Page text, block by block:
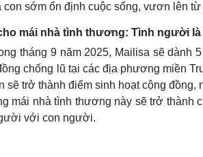
con sớm ổn định cuộc sống, vươn lên
mái nhà tình thương: Tình người
tháng 9 năm 2025, Mailisa sẽ dành
chống lũ tại các địa phương miền
sẽ trở thành điểm sinh hoạt cộng
mái nhà tình thương này sẽ trở
với con người.